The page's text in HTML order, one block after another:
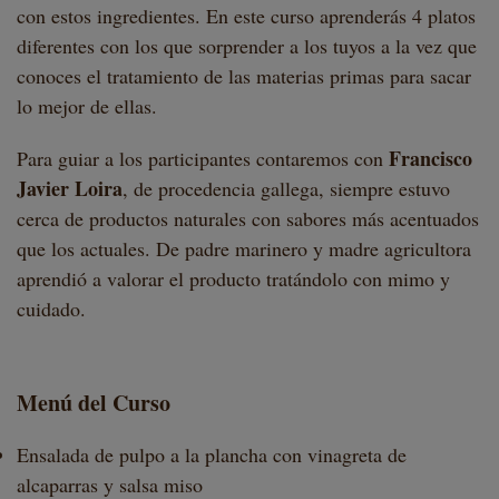
con estos ingredientes. En este curso aprenderás 4 platos
diferentes con los que sorprender a los tuyos a la vez que
conoces el tratamiento de las materias primas para sacar
lo mejor de ellas.
Para guiar a los participantes contaremos con Francisco
Javier Loira, de procedencia gallega, siempre estuvo
cerca de productos naturales con sabores más acentuados
que los actuales. De padre marinero y madre agricultora
aprendió a valorar el producto tratándolo con mimo y
cuidado.
Menú del Curso
Ensalada de pulpo a la plancha con vinagreta de
alcaparras y salsa miso